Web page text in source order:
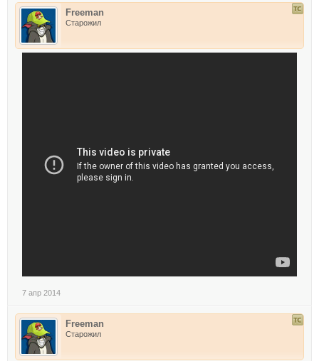
Freeman
Старожил
7 апр 2014
Freeman
Старожил